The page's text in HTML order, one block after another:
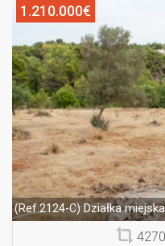
1.210.000€
(Ref.2124-C)Działka